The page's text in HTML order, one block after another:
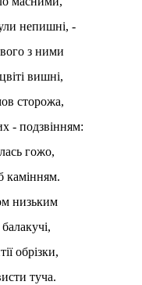
непишні, -
з ними
вишні,
сторожа,
- подзвінням:
гожо,
камінням.
низьким
обрізки,
туча.